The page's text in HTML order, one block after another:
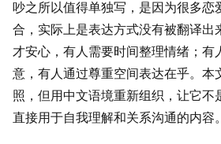
吵之所以值得单独写，是因为很多恋
合，实际上是表达方式没有被翻译出
才安心，有人需要时间整理情绪；有
意，有人通过尊重空间表达在乎。本
照，但用中文语境重新组织，让它不
直接用于自我理解和关系沟通的内容。